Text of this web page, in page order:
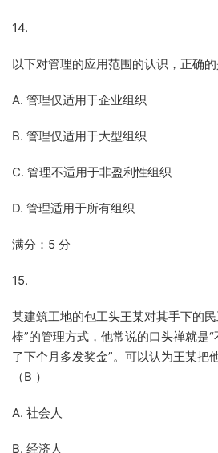
14.
以下对管理的应用范围的认识，正确的
A. 管理仅适用于企业组织
B. 管理仅适用于大型组织
C. 管理不适用于非盈利性组织
D. 管理适用于所有组织
满分：5 分
15.
某建筑工地的包工头王某对其手下的
棒”的管理方式，他常说的口头禅就是
了下个月多发奖金”。可以认为王某把
（B ）
A. 社会人
B. 经济人